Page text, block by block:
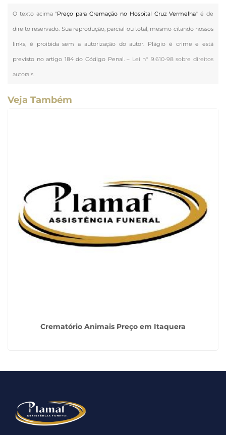
O texto acima "Preço para Cremação no Hospital Cruz Vermelha" é de
direito reservado. Sua reprodução, parcial ou total, mesmo citando nossos
links, é proibida sem a autorização do autor. Plágio é crime e está
previsto no artigo 184 do Código Penal. – Lei n° 9.610-98 sobre direitos
autorais.
Veja Também
Crematório Animais Preço em Itaquera